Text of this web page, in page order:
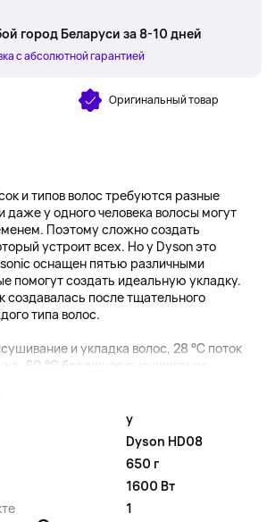
город Беларуси за 8-10 дней
с абсолютной гарантией
Оригинальный товар
и типов волос требуются разные
даже у одного человека волосы могут
Поэтому сложно создать
устроит всех. Но у Dyson это
оснащен пятью различными
помогут создать идеальную укладку.
создавалась после тщательного
типа волос.
и укладка волос, 28 °C поток
60 °C бережное высушивание,...
y
Dyson HD08
650 г
1600 Вт
1